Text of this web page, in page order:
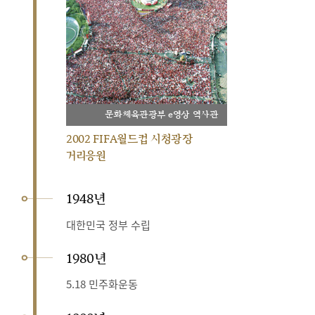
문화체육관광부 e영상 역사관
2002 FIFA월드컵 시청광장
거리응원
1948년
대한민국 정부 수립
1980년
5.18 민주화운동